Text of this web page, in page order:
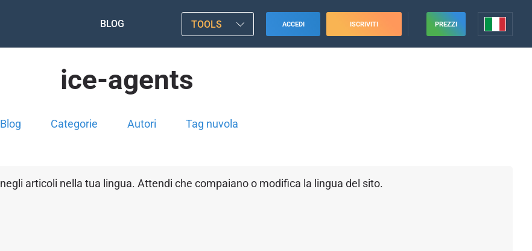
BLOG TOOLS ACCEDI ISCRIVITI PREZZI
ice-agents
Blog Categorie Autori Tag nuvola